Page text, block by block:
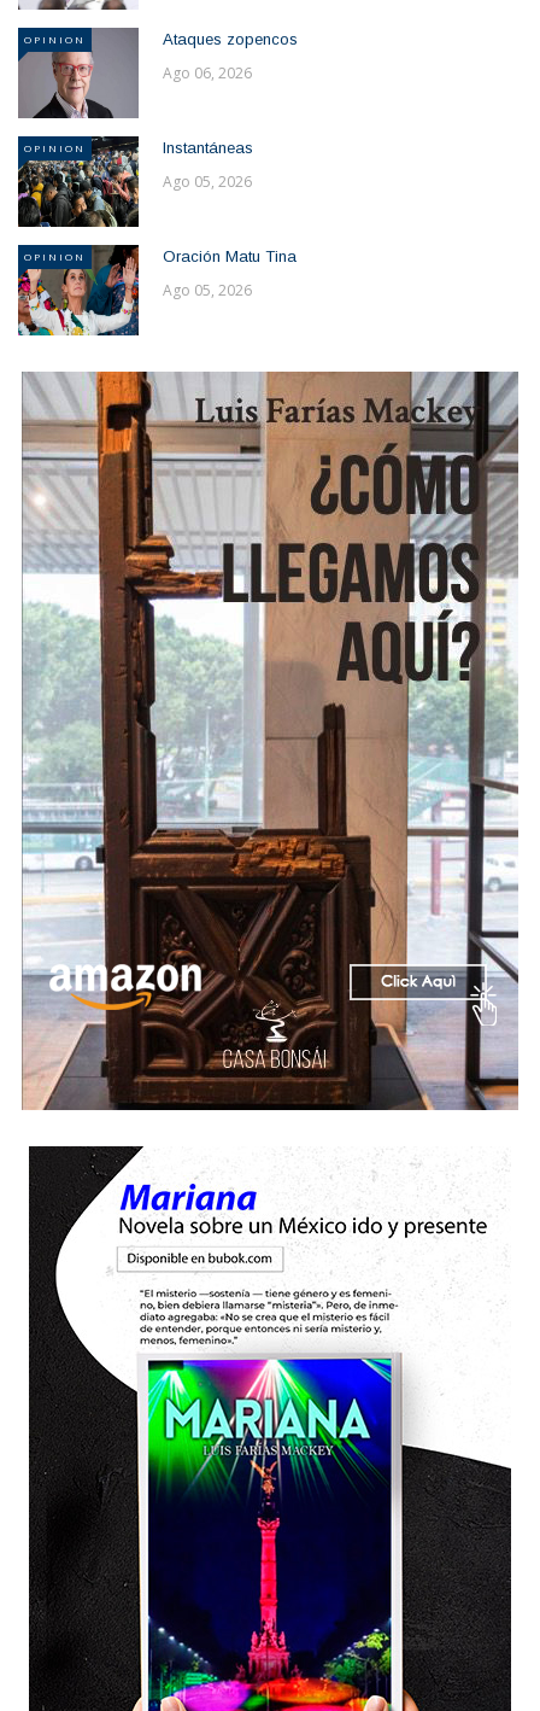
OPINION Ataques zopencos
Ago 06, 2026
OPINION Instantáneas
Ago 05, 2026
OPINION Oración Matu Tina
Ago 05, 2026